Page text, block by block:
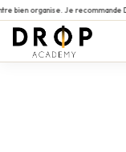
organise. Je recommande DROP